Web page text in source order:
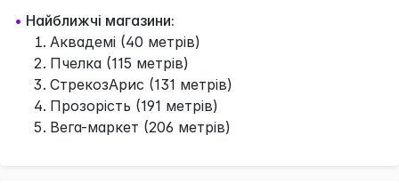
• Найближчі магазини:
Аквадемі (40 метрів)
Пчелка (115 метрів)
СтрекозАрис (131 метрів)
Прозорість (191 метрів)
Вега-маркет (206 метрів)